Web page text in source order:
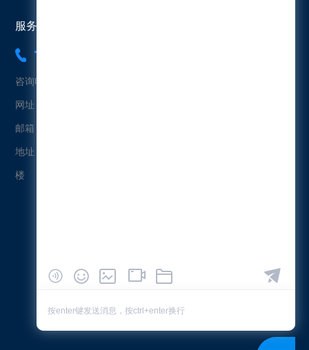
服务热线：
18565454573
咨询电话：18565454573（冯先生）
网址：www.uetersen.cn
邮箱：uetersen@163.com
地址：广东省广州市黄埔区科珠北路232号益科智能创新园2栋4
楼